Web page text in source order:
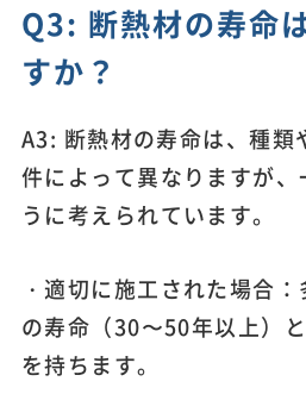
Q3: 断熱材の寿命
すか？
A3: 断熱材の寿命は、種類
件によって異なりますが
うに考えられています。
・適切に施工された場合
の寿命（30〜50年以上）
を持ちます。